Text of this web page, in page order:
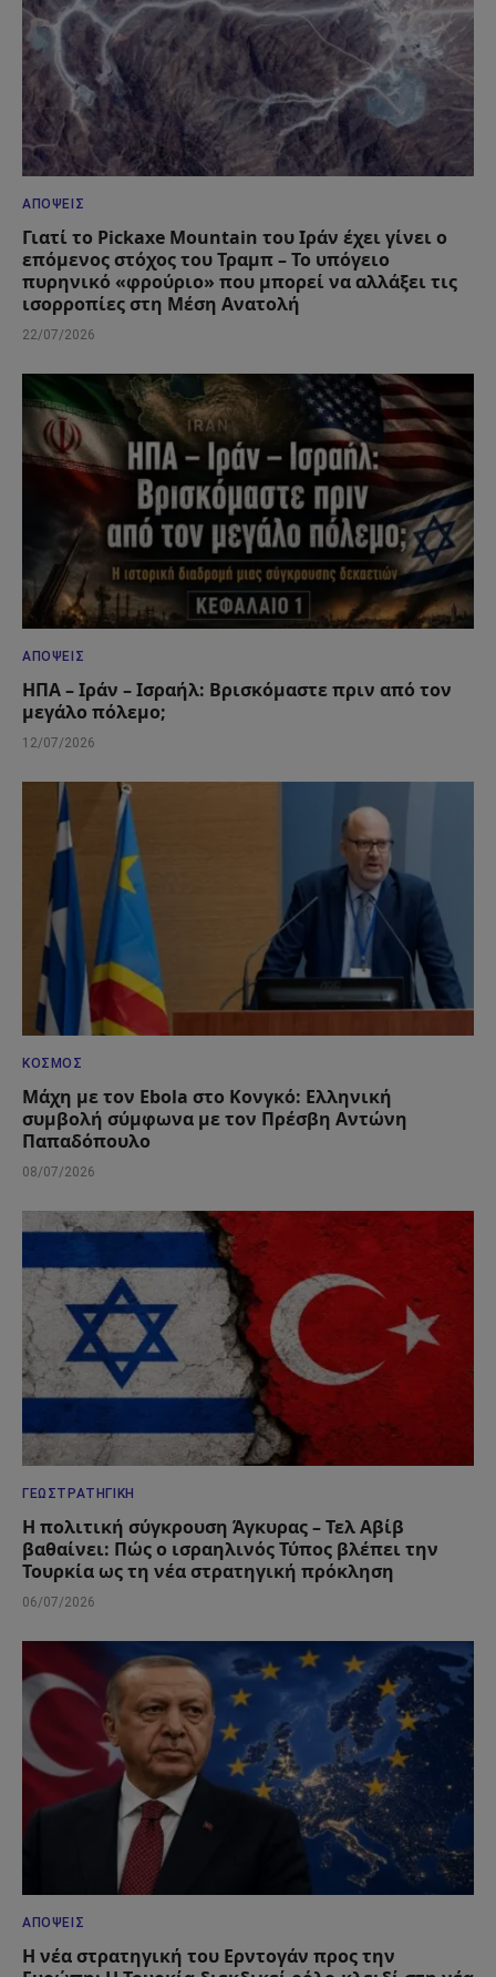
ΑΠΌΨΕΙΣ
Γιατί το Pickaxe Mountain του Ιράν έχει γίνει ο
επόμενος στόχος του Τραμπ – Το υπόγειο
πυρηνικό «φρούριο» που μπορεί να αλλάξει τις
ισορροπίες στη Μέση Ανατολή
22/07/2026
ΑΠΌΨΕΙΣ
ΗΠΑ – Ιράν – Ισραήλ: Βρισκόμαστε πριν από τον
μεγάλο πόλεμο;
12/07/2026
ΚΌΣΜΟΣ
Μάχη με τον Ebola στο Κονγκό: Ελληνική
συμβολή σύμφωνα με τον Πρέσβη Αντώνη
Παπαδόπουλο
08/07/2026
ΓΕΩΣΤΡΑΤΗΓΙΚΉ
Η πολιτική σύγκρουση Άγκυρας – Τελ Αβίβ
βαθαίνει: Πώς ο ισραηλινός Τύπος βλέπει την
Τουρκία ως τη νέα στρατηγική πρόκληση
06/07/2026
ΑΠΌΨΕΙΣ
Η νέα στρατηγική του Ερντογάν προς την